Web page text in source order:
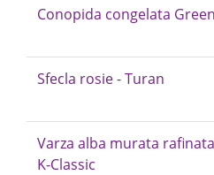
Conopida congelata
Sfecla rosie - Turan
Varza alba murata
K-Classic